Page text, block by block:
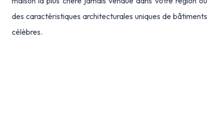
des caractéristiques architecturales uniques de bâtiments
célèbres.